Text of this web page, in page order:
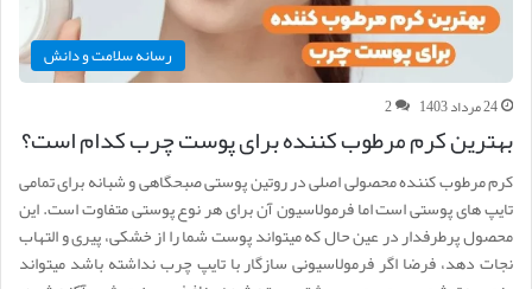
رسانه سلامت و دانش
24 مرداد 1403 2
بهترین کرم مرطوب کننده برای پوست چرب کدام است؟
کرم مرطوب کننده محصولی اصلی در روتین پوستی صبحگاهی و شبانه برای تمامی
تایپ های پوستی است اما فرمولاسیون آن‎ برای هر نوع پوستی متفاوت است. این
محصول پرطرفدار در عین حال که میتواند پوست شما را از خشکی، پیری و التهاب
نجات دهد، فرضا اگر فرمولاسیونی سازگار با تایپ چرب نداشته باشد میتواند